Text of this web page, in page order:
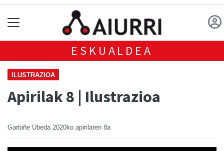
ESKUALDEA
ILUSTRAZIOA
Apirilak 8 | Ilustrazioa
Garbiñe Ubeda 2020ko apirilaren 8a